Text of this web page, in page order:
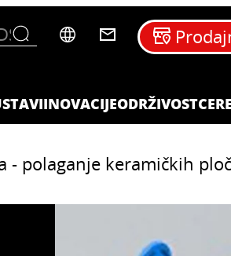
INOVACIJEODRŽIVOST
- polaganje keramičkih